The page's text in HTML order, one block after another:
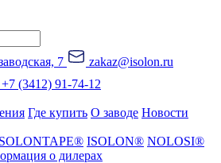
7
zakaz@isolon.ru
+7 (3412) 91-74-12
Где купить О заводе Новости
ISOLON® NOLOSI®
о дилерах